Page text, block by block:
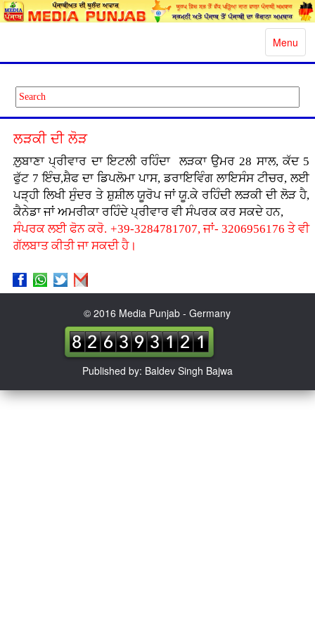
Toggle
Menu
ਲੜਕੀ ਦੀ ਲੋੜ
ਲ਼ੁਬਾਣਾ ਪ੍ਰੀਵਾਰ ਦਾ ਇਟਲੀ ਰਹਿੰਦਾ ਲੜਕਾ ਉਮਰ 28 ਸਾਲ, ਕੱਦ 5
ਫੁੱਟ 7 ਇੰਚ,ਸ਼ੈਫ ਦਾ ਡਿਪਲੋਮਾ ਪਾਸ, ਡਰਾਇਵਿੰਗ ਲਾਇਸੰਸ ਟੀਚਰ, ਲਈ
ਪੜ੍ਹੀ ਲਿਖੀ ਸੁੰਦਰ ਤੇ ਸ਼ੁਸ਼ੀਲ ਯੂਰੋਪ ਜਾਂ ਯੂ.ਕੇ ਰਹਿੰਦੀ ਲੜਕੀ ਦੀ ਲੋੜ ਹੈ,
ਕੈਨੇਡਾ ਜਾਂ ਅਮਰੀਕਾ ਰਹਿੰਦੇ ਪ੍ਰੀਵਾਰ ਵੀ ਸੰਪਰਕ ਕਰ ਸਕਦੇ ਹਨ,
ਸੰਪਰਕ ਲਈ ਫੋਨ ਕਰੋ. +39-3284781707, ਜਾਂ- 3206956176 ਤੇ ਵੀ
ਗੱਲਬਾਤ ਕੀਤੀ ਜਾ ਸਕਦੀ ਹੈ।
© 2016 Media Punjab - Germany
Published by: Baldev Singh Bajwa